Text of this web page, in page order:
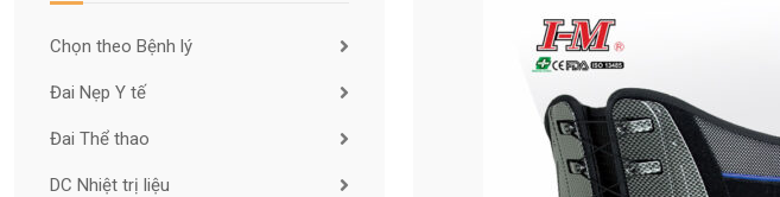
Chọn theo Bệnh lý
Đai Nẹp Y tế
Đai Thể thao
DC Nhiệt trị liệu